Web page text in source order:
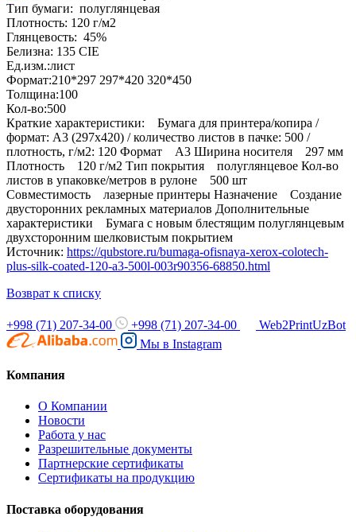
Тип бумаги: полуглянцевая
Плотность: 120 г/м2
Глянцевость: 45%
Белизна: 135 CIE
Ед.изм.:лист
Формат:210*297 297*420 320*450
Толщина:100
Кол-во:500
Краткие характеристики: Бумага для принтера/копира /
формат: A3 (297x420) / количество листов в пачке: 500 /
плотность, г/м2: 120 Формат A3 Ширина носителя 297 мм
Плотность 120 г/м2 Тип покрытия полуглянцевое Кол-во
листов в упаковке/метров в рулоне 500 шт
Совместимость лазерные принтеры Назначение Создание
двусторонних рекламных материалов Дополнительные
характеристики Бумага с новым блестящим полуглянцевым
двухсторонним шелковистым покрытием
Источник: https://qubstore.ru/bumaga-ofisnaya-xerox-colotech-
plus-silk-coated-120-a3-500l-003r90356-68850.html
Возврат к списку
+998 (71) 207-34-00 +998 (71) 207-34-00
Web2PrintUzBot
Мы в Instagram
Компания
О Компании
Новости
Работа у нас
Разрешительные документы
Партнерские сертификаты
Сертификаты на продукцию
Поставка оборудования